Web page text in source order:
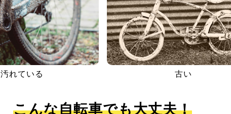
汚れている 古い
こんな自転車でも大丈夫！